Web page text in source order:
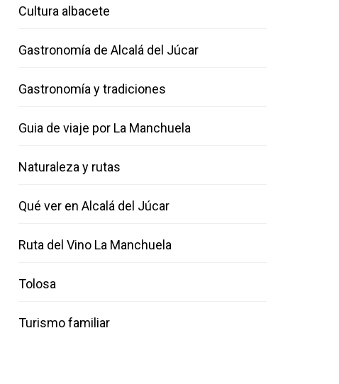
Cultura albacete
Gastronomía de Alcalá del Júcar
Gastronomía y tradiciones
Guia de viaje por La Manchuela
Naturaleza y rutas
Qué ver en Alcalá del Júcar
Ruta del Vino La Manchuela
Tolosa
Turismo familiar